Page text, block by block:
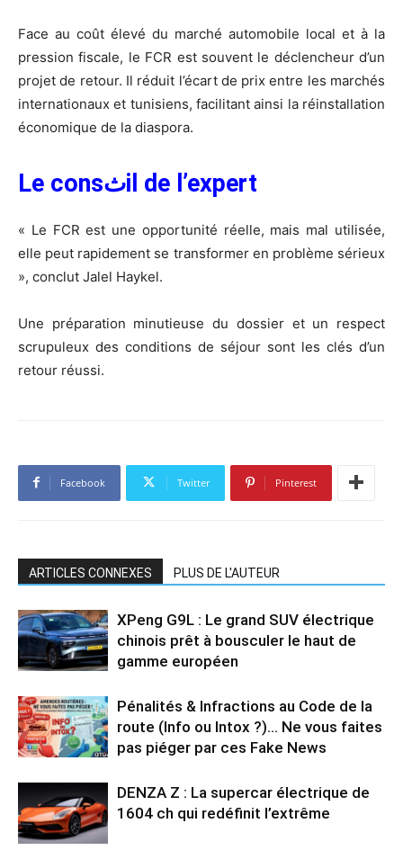
Face au coût élevé du marché automobile local et à la
pression fiscale, le FCR est souvent le déclencheur d’un
projet de retour. Il réduit l’écart de prix entre les marchés
internationaux et tunisiens, facilitant ainsi la réinstallation
économique de la diaspora.
Le consثil de l’expert
« Le FCR est une opportunité réelle, mais mal utilisée,
elle peut rapidement se transformer en problème sérieux
», conclut Jalel Haykel.
Une préparation minutieuse du dossier et un respect
scrupuleux des conditions de séjour sont les clés d’un
retour réussi.
Facebook Twitter Pinterest
ARTICLES CONNEXES PLUS DE L'AUTEUR
XPeng G9L : Le grand SUV électrique
chinois prêt à bousculer le haut de
gamme européen
Pénalités & Infractions au Code de la
route (Info ou Intox ?)… Ne vous faites
pas piéger par ces Fake News
DENZA Z : La supercar électrique de
1604 ch qui redéfinit l’extrême